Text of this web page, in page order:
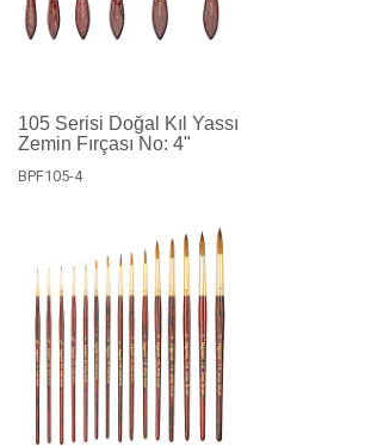
105 Serisi Doğal Kıl Yassı
Zemin Fırçası No: 4"
BPF105-4